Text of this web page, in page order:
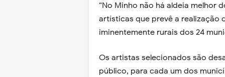
“No Minho não há aldeia melhor
artísticas que prevê a
iminentemente rurais dos 24
Os artistas selecionados são
público, para cada um dos